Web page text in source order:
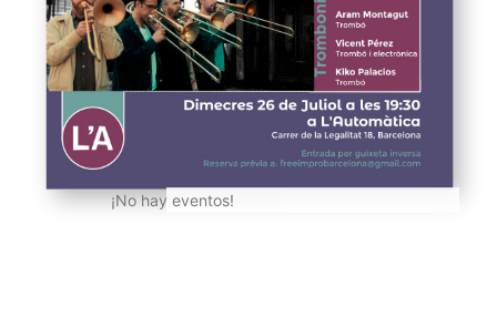
¡No hay eventos!